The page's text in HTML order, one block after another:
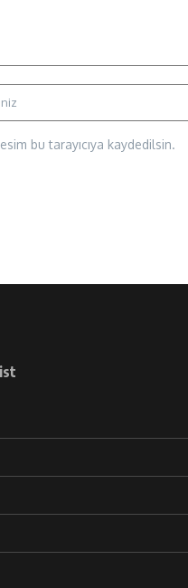
bu tarayıcıya kaydedilsin.